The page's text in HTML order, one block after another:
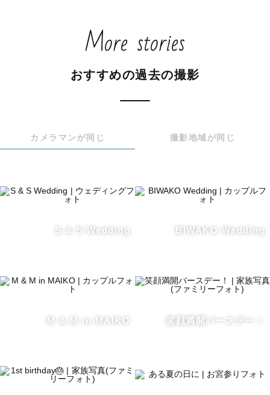
☁️ カメラマンの雰囲気 ☁️
で、「関西人に見えないですね」と言われることが多いで
をつくり、気まずさが残らない撮影を心がけています。
当日は、ポーズを詰めることよりも、「自然体が出る状
・歩きながら会話をしてもらい、ふと笑った瞬間を拾った
・合わないと感じた場合は、その場で別の動き方や提案に
結果として、「いつもの感じでいられた」と思っていただ
More stories
おすすめの過去の撮影
カメラマンが同じ 撮影地域が同じ
S & S Wedding BIWAKO Wedding
M & M in MAIKO 笑顔満開バースデー！